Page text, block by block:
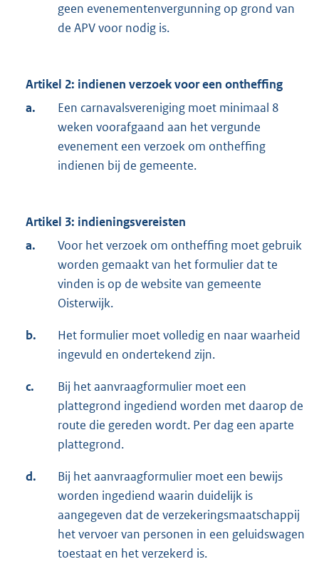
geen evenementenvergunning op grond van
de APV voor nodig is.
Artikel 2: indienen verzoek voor een ontheffing
a.
Een carnavalsvereniging moet minimaal 8
weken voorafgaand aan het vergunde
evenement een verzoek om ontheffing
indienen bij de gemeente.
Artikel 3: indieningsvereisten
a.
Voor het verzoek om ontheffing moet gebruik
worden gemaakt van het formulier dat te
vinden is op de website van gemeente
Oisterwijk.
b.
Het formulier moet volledig en naar waarheid
ingevuld en ondertekend zijn.
c.
Bij het aanvraagformulier moet een
plattegrond ingediend worden met daarop de
route die gereden wordt. Per dag een aparte
plattegrond.
d.
Bij het aanvraagformulier moet een bewijs
worden ingediend waarin duidelijk is
aangegeven dat de verzekeringsmaatschappij
het vervoer van personen in een geluidswagen
toestaat en het verzekerd is.